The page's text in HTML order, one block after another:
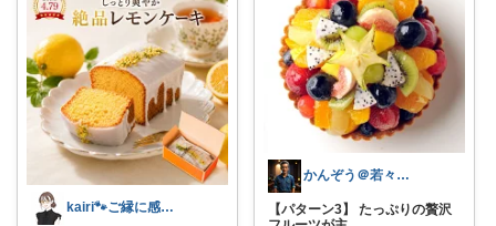
kairi🐾ご縁に感謝𓍯‍
かんぞう＠若々しく健康的な老後生活
【パターン3】 たっぷりの贅沢